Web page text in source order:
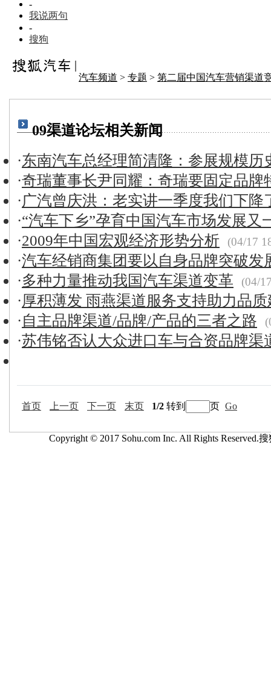
-
我说两句
-
搜狗
汽车频道 > 专题 > 第二届中国汽车营销渠道
09渠道论坛相关新闻
·东南汽车总经理简清隆：参展规模历
·奇瑞董事长尹同耀：奇瑞要固定品牌
·广汽曾庆洪：老实讲一季度我们下降
·“汽车下乡”孕育中国汽车市场发展又
·2009年中国宏观经济形势分析 (04/17
·汽车经销商集团要以自身品牌突破发
·多种力量推动我国汽车渠道变革 (04/
·厚积薄发 雨燕渠道服务支持助力品
·自主品牌渠道/品牌/产品的三者之路
·苏伟铭否认大众进口车与合资品牌渠
首页 上一页 下一页 末页 1/2 转到 页 Go
Copyright © 2017 Sohu.com Inc. All Rights Reserved.